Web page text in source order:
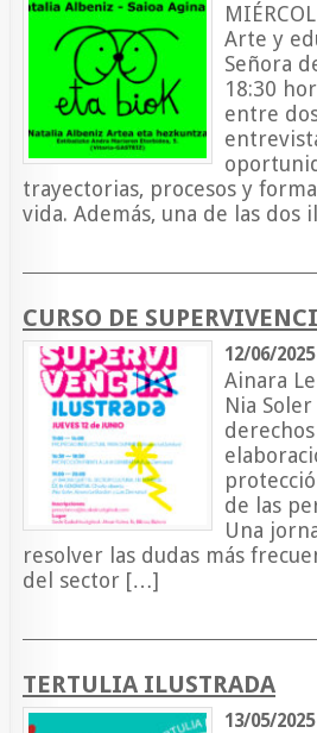
Arte y
Señora
18:30
entre
trayectorias, procesos y
vida. Además, una de las
CURSO DE
12/06/2025
Ainara
Nia
de las
Una
resolver las dudas más
del sector […]
TERTULIA ILUSTRADA
13/05/2025